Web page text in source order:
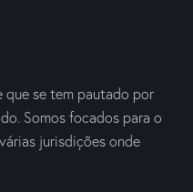
que se tem pautado por
Somos focados para o
jurisdições onde